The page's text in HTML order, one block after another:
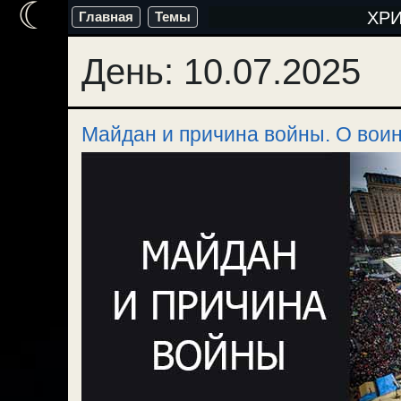
Перейти
содержимому
Главная Темы
День: 10.07.2025
Майдан и причина войны. О
☾